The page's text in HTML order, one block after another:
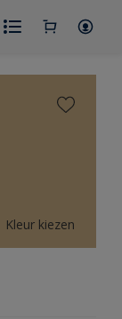
Kleur kiezen